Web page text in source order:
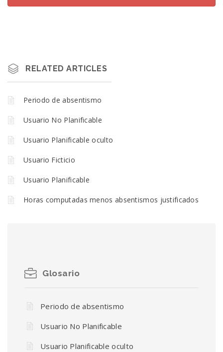
RELATED ARTICLES
Periodo de absentismo
Usuario No Planificable
Usuario Planificable oculto
Usuario Ficticio
Usuario Planificable
Horas computadas menos absentismos justificados
Glosario
Periodo de absentismo
Usuario No Planificable
Usuario Planificable oculto